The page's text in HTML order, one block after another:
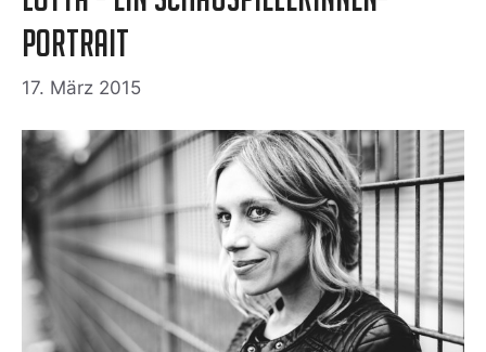
Portrait
17. März 2015